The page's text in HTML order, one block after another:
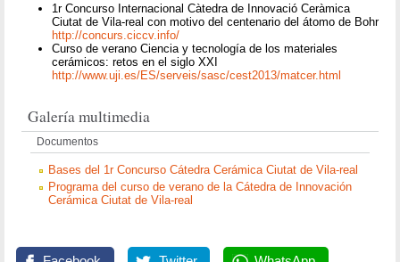
1r Concurso Internacional Càtedra de Innovació Ceràmica
Ciutat de Vila-real con motivo del centenario del átomo de Bohr
http://concurs.ciccv.info/
Curso de verano Ciencia y tecnología de los materiales
cerámicos: retos en el siglo XXI
http://www.uji.es/ES/serveis/sasc/cest2013/matcer.html
Galería multimedia
Documentos
Bases del 1r Concurso Cátedra Cerámica Ciutat de Vila-real
Programa del curso de verano de la Cátedra de Innovación
Cerámica Ciutat de Vila-real